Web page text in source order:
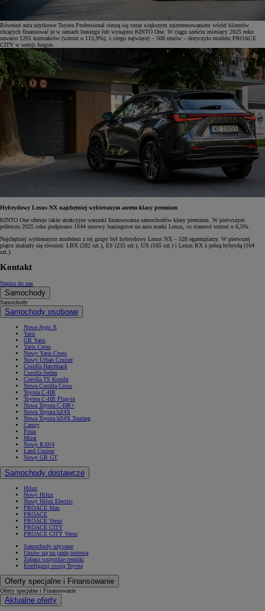
Również auta użytkowe Toyota Professional cieszą się coraz większym zainteresowaniem wśród klientów
chcących finansować je w ramach leasingu lub wynajmu KINTO One. W ciągu sześciu miesięcy 2025 roku
zawarto 1261 kontraktów (wzrost o 115,9%), z czego najwięcej – 508 umów – dotyczyło modelu PROACE
CITY w wersji furgon.
Hybrydowy Lexus NX najchętniej wybieranym autem klasy premium
KINTO One oferuje także atrakcyjne warunki finansowania samochodów klasy premium. W pierwszym
półroczu 2025 roku podpisano 1644 umowy leasingowe na auta marki Lexus, co stanowi wzrost o 6,5%.
Najchętniej wybieranym modelem z tej grupy był hybrydowy Lexus NX – 528 egzemplarzy. W pierwszej
piątce znalazły się również: LBX (282 szt.), ES (235 szt.), UX (165 szt.) i Lexus RX z pełną hybrydą (164
szt.).
Kontakt
Napisz do nas
Samochody
Samochody
Samochody osobowe
Nowe Aygo X
Yaris
GR Yaris
Yaris Cross
Nowy Yaris Cross
Nowy Urban Cruiser
Corolla Hatchback
Corolla Sedan
Corolla TS Kombi
Nowa Corolla Cross
Toyota C-HR
Toyota C-HR Plug-in
Nowa Toyota C-HR+
Nowa Toyota bZ4X
Nowa Toyota bZ4X Touring
Camry
Prius
Mirai
Nowy RAV4
Land Cruiser
Nowy GR GT
Samochody dostawcze
Hilux
Nowy Hilux
Nowy Hilux Electric
PROACE Max
PROACE
PROACE Verso
PROACE CITY
PROACE CITY Verso
Samochody używane
Umów się na jazdę testową
Zobacz wszystkie cenniki
Konfiguruj swoją Toyotę
Oferty specjalne i Finansowanie
Oferty specjalne i Finansowanie
Aktualne oferty